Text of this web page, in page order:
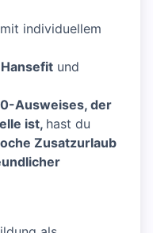
individuellem
Hansefit und
Ausweises, der
ist, hast du
Zusatzurlaub